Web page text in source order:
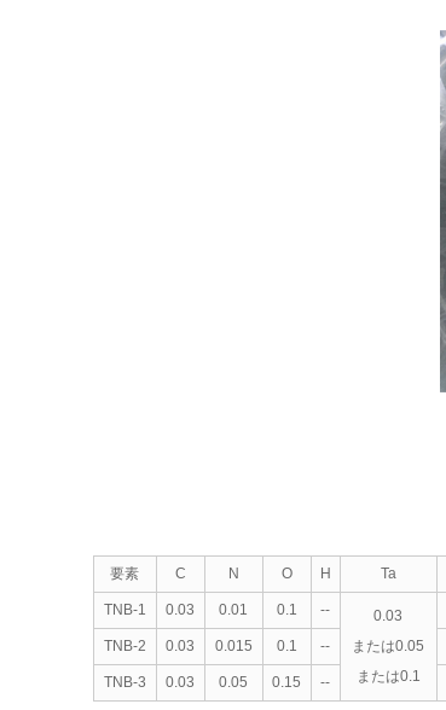
要素 C N O H Ta
TNB-1 0.03 0.01 0.1 --
0.03
または0.05
または0.1
TNB-2 0.03 0.015 0.1 --
TNB-3 0.03 0.05 0.15 --